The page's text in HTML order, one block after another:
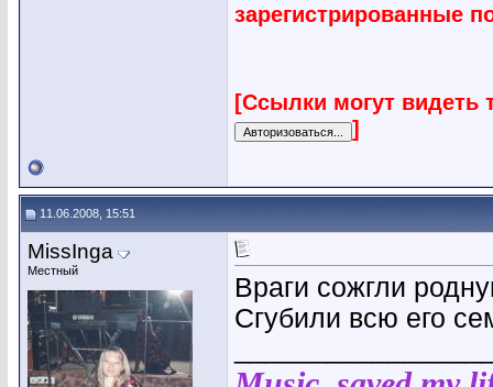
зарегистрированные
[Ссылки могут видеть
]
11.06.2008, 15:51
MissInga
Местный
Враги сожгли
Сгубили всю его